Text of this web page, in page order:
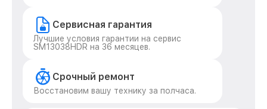
Сервисная гарантия
Лучшие условия гарантии на сервис
SM13038HDR на 36 месяцев.
Срочный ремонт
Восстановим вашу технику за полчаса.